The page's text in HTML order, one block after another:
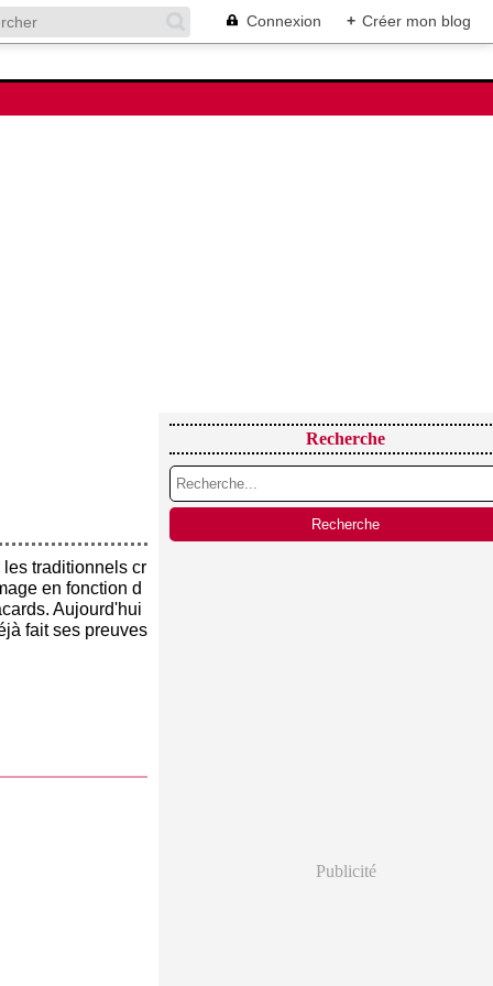
Connexion + Créer mon blog
traditionnels cr
en fonction d
Aujourd'hui
fait ses preuves
Recherche
Publicité